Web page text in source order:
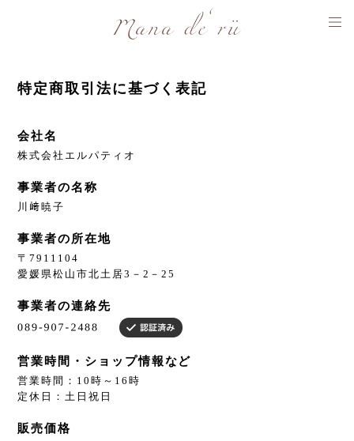
特定商取引法に基づく表記
会社名
株式会社エルパティオ
事業者の名称
川﨑暁子
事業者の所在地
〒7911104
愛媛県松山市北土居3－2－25
事業者の連絡先
営業時間・ショップ情報など
営業時間：10時～16時
定休日：土日祝日
販売価格